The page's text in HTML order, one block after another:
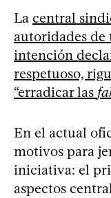
La central
autoridades de
intención
respetuoso,
“erradicar las
En el actual
motivos para
iniciativa: el
aspectos